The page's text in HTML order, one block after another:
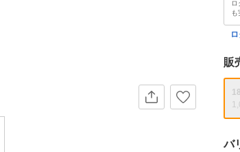
販
バ